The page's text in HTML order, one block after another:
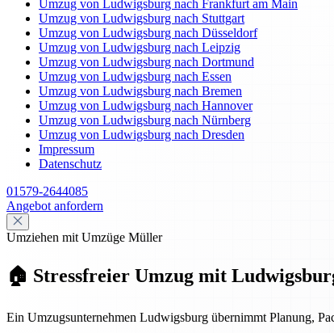
Umzug von Ludwigsburg nach Frankfurt am Main
Umzug von Ludwigsburg nach Stuttgart
Umzug von Ludwigsburg nach Düsseldorf
Umzug von Ludwigsburg nach Leipzig
Umzug von Ludwigsburg nach Dortmund
Umzug von Ludwigsburg nach Essen
Umzug von Ludwigsburg nach Bremen
Umzug von Ludwigsburg nach Hannover
Umzug von Ludwigsburg nach Nürnberg
Umzug von Ludwigsburg nach Dresden
Impressum
Datenschutz
01579-2644085
Angebot anfordern
Umziehen mit Umzüge Müller
🏠 Stressfreier Umzug mit
Ein Umzugsunternehmen Ludwigsburg übernimmt Planung,